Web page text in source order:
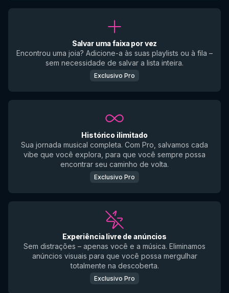
Salvar uma faixa por vez
Encontrou uma joia? Adicione-a às suas playlists ou à fila –
sem necessidade de salvar a lista inteira.
Exclusivo Pro
Histórico ilimitado
Sua jornada musical completa. Com Pro, salvamos cada
vibe que você explora, para que você sempre possa
encontrar seu caminho de volta.
Exclusivo Pro
Experiência livre de anúncios
Sem distrações – apenas você e a música. Eliminamos
anúncios visuais para que você possa mergulhar
totalmente na descoberta.
Exclusivo Pro